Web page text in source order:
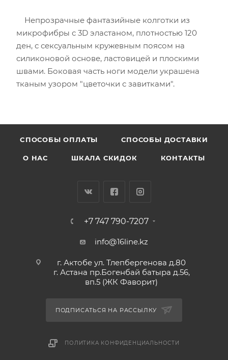
Непрозрачные фантазийные колготки из
микрофибры с 3D эластаном, плотностью 120
ден, с сексуальным кружевным поясом на
силиконовой основе, ластовицей и плоскими
швами. Боковая часть ноги модели украшена
тканым узором "цветочки с завитками".
CПОСОБЫ ОПЛАТЫ СПОСОБЫ ДОСТАВКИ
О НАС ШКАЛА СКИДОК КОНТАКТЫ
+7 747 790-7207
info@16line.kz
г. Актобе ул. Тлепбергенова д.80
г. Астана пр.Богенбай батыра д.56,
вп.5 (ЖК Фаворит)
ПОДПИСАТЬСЯ НА РАССЫЛКУ
ПОЛИТИКА КОНФИДЕНЦИАЛЬНОСТИ